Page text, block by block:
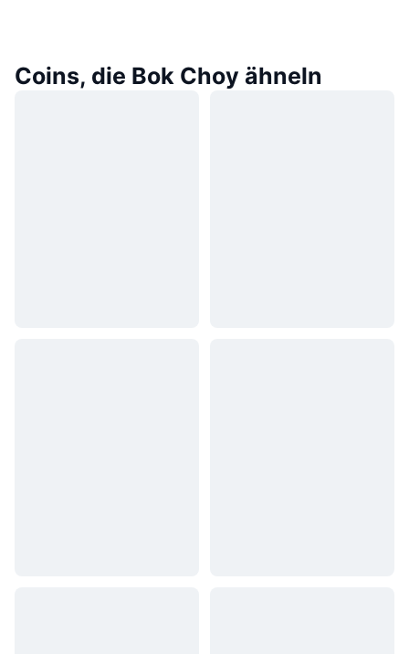
Coins, die Bok Choy ähneln